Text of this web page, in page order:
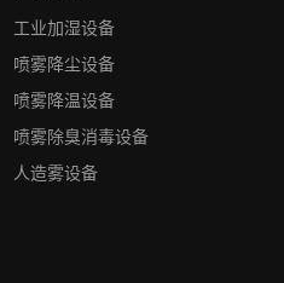
工业加湿设备
喷雾降尘设备
喷雾降温设备
喷雾除臭消毒设备
人造雾设备